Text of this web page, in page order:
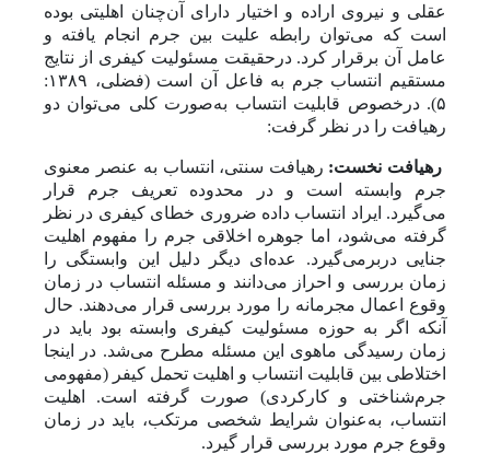
عقلی و نیروی اراده و اختیار دارای آن‌چنان اهلیتی بوده
است که می‌توان رابطه علیت بین جرم انجام ‌یافته و
عامل آن برقرار کرد. درحقیقت مسئولیت کیفری از نتایج
مستقیم انتساب جرم به فاعل آن است (فضلی، ۱۳۸۹:
۵). درخصوص قابلیت انتساب به‌صورت کلی می‌توان دو
رهیافت را در نظر گرفت:
رهیافت نخست: رهیافت سنتی، انتساب به عنصر معنوی
جرم وابسته است و در محدوده تعریف جرم قرار
‌می‌گیرد. ایراد انتساب داده ضروری خطای کیفری در نظر
گرفته می‌شود، اما جوهره اخلاقی جرم را مفهوم اهلیت
جنایی دربر‌می‌گیرد. عده‌ای دیگر دلیل این وابستگی را
زمان بررسی و احراز می‌دانند و مسئله انتساب در زمان
وقوع اعمال مجرمانه را مورد بررسی قرار ‌می‌دهند. حال
‌آنکه اگر به حوزه مسئولیت کیفری وابسته بود باید در
زمان رسیدگی ماهوی این مسئله مطرح می‌شد. در اینجا
اختلاطی بین قابلیت انتساب و اهلیت تحمل کیفر (مفهومی
جرم‌شناختی و کارکردی) صورت گرفته است. اهلیت
انتساب، به‌عنوان شرایط شخصی مرتکب، باید در زمان
وقوع جرم مورد بررسی قرار گیرد.